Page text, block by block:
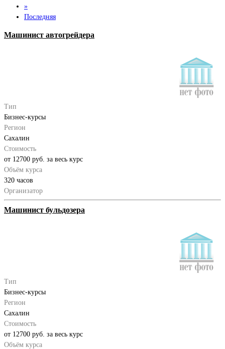
»
Последняя
Машинист автогрейдера
Тип
Бизнес-курсы
Регион
Сахалин
Стоимость
от 12700 руб. за весь курс
Объём курса
320 часов
Организатор
Машинист бульдозера
Тип
Бизнес-курсы
Регион
Сахалин
Стоимость
от 12700 руб. за весь курс
Объём курса